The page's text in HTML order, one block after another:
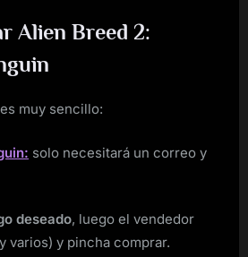
Alien Breed 2:
muy sencillo:
solo necesitará un correo y
deseado, luego el vendedor
varios) y pincha comprar.